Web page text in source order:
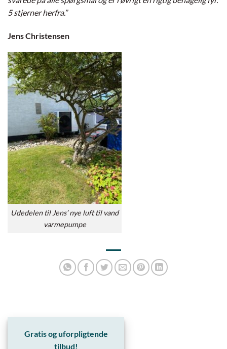
5 stjerner herfra.”
Jens Christensen
Udedelen til Jens’ nye luft til vand
varmepumpe
Gratis og uforpligtende
tilbud!